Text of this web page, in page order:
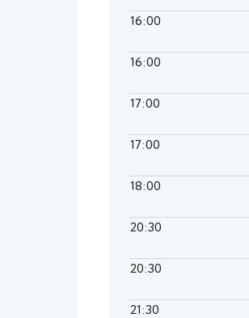
16:00
16:00
17:00
17:00
18:00
20:30
20:30
21:30